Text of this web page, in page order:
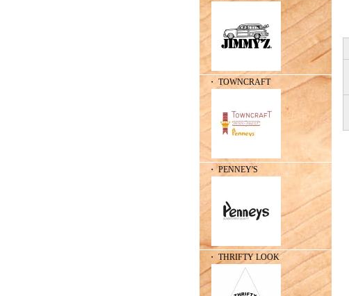
・ TOWNCRAFT
・ PENNEY'S
・ THRIFTY LOOK